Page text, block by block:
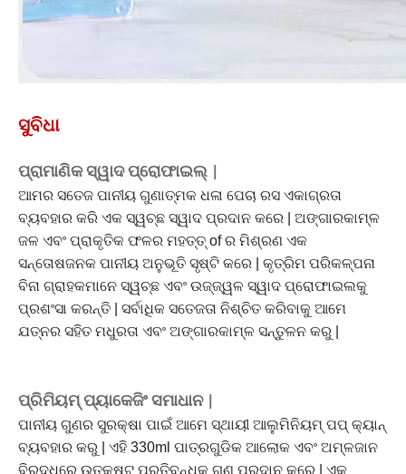
ସୁବିଧା
ପ୍ରାମାଣିକ ସ୍ୱାଦ ପ୍ରୋଫାଇଲ୍ |
ଆମର ସତେଜ ପାନୀୟ ଗୁଣାତ୍ମକ ଧଳା ପେଚା ରସ ଏକାଗ୍ରତା
ବ୍ୟବହାର କରି ଏକ ସ୍ୱଚ୍ଛ ସ୍ୱାଦ ପ୍ରଦାନ କରେ | ଅଙ୍ଗାରକାମ୍ଳ
ଜଳ ଏବଂ ପ୍ରାକୃତିକ ଫଳର ମହତ୍ତ୍ of ର ମିଶ୍ରଣ ଏକ
ସନ୍ତୋଷଜନକ ପାନୀୟ ଅନୁଭୂତି ସୃଷ୍ଟି କରେ | କୃତ୍ରିମ ପରିକଳ୍ପନା
ବିନା ଗ୍ରାହକମାନେ ସ୍ୱଚ୍ଛ ଏବଂ ଉଜ୍ଜ୍ୱଳ ସ୍ୱାଦ ପ୍ରୋଫାଇଲକୁ
ପ୍ରଶଂସା କରନ୍ତି | ସର୍ବାଧିକ ସତେଜତା ନିଶ୍ଚିତ କରିବାକୁ ଆମେ
ଯତ୍ନର ସହିତ ମଧୁରତା ଏବଂ ଅଙ୍ଗାରକାମ୍ଳ ସନ୍ତୁଳନ କରୁ |
ପ୍ରିମିୟମ୍ ପ୍ୟାକେଜିଂ ସମାଧାନ |
ପାନୀୟ ଗୁଣର ସୁରକ୍ଷା ପାଇଁ ଆମେ ସ୍ଥାୟୀ ଆଲୁମିନିୟମ୍ ପପ୍ କ୍ୟାନ୍
ବ୍ୟବହାର କରୁ | ଏହି 330ml ପାତ୍ରଗୁଡିକ ଆଲୋକ ଏବଂ ଅମ୍ଳଜାନ
ବିରୁଦ୍ଧରେ ଉତ୍କୃଷ୍ଟ ପ୍ରତିବନ୍ଧକ ଗୁଣ ପ୍ରଦାନ କରେ | ଏକ